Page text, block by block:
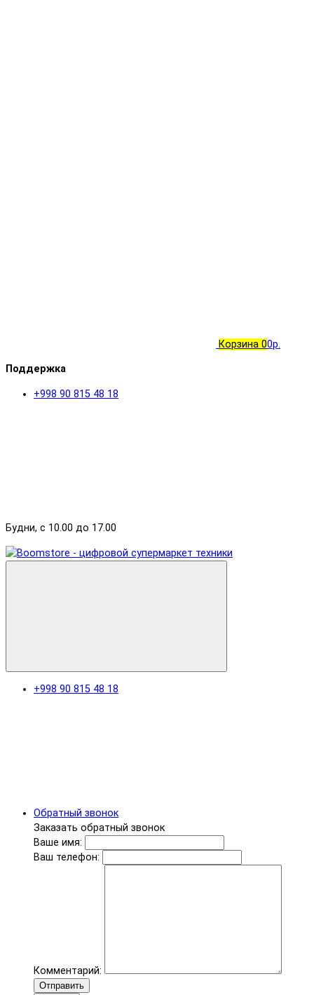
Корзина 00р.
Поддержка
+998 90 815 48 18
Будни, с 10.00 до 17.00
+998 90 815 48 18
Обратный звонок
Заказать обратный звонок
Ваше имя:
Ваш телефон:
Комментарий:
Отправить